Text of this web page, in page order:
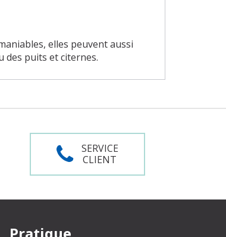
elles peuvent aussi
des puits et citernes.
SERVICE
CLIENT